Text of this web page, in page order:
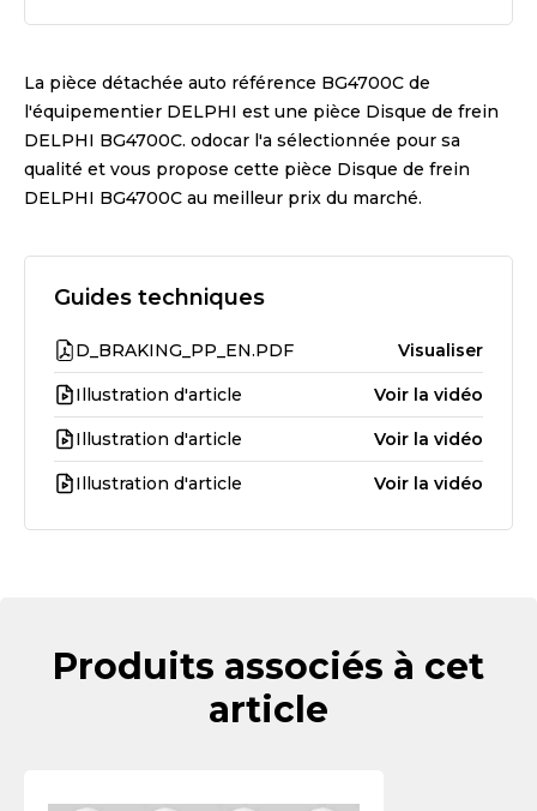
La pièce détachée auto référence BG4700C de
l'équipementier DELPHI est une pièce Disque de frein
DELPHI BG4700C. odocar l'a sélectionnée pour sa
qualité et vous propose cette pièce Disque de frein
DELPHI BG4700C au meilleur prix du marché.
Guides techniques
D_BRAKING_PP_EN.PDF Visualiser
Illustration d'article Voir la vidéo
Illustration d'article Voir la vidéo
Illustration d'article Voir la vidéo
Produits associés à cet
article